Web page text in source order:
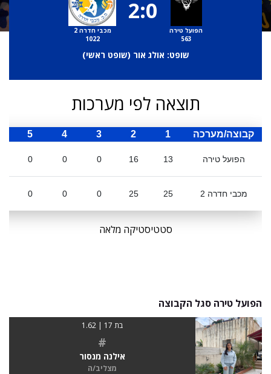
הפועל טירה
563
2:0
מכבי חדרה 2
1022
שופט: אולג אור (שופט ראשי)
תוצאה לפי מערכות
קבוצה/מערכה 1
2
3
4
5
הפועל טירה 13
16
0
0
0
מכבי חדרה 2 25
25
0
0
0
סטטיסטיקה מלאה
הפועל טירה סגל הקבוצה
בת 17 | 1.62
#
אילנה מנסור
מצליב/ה